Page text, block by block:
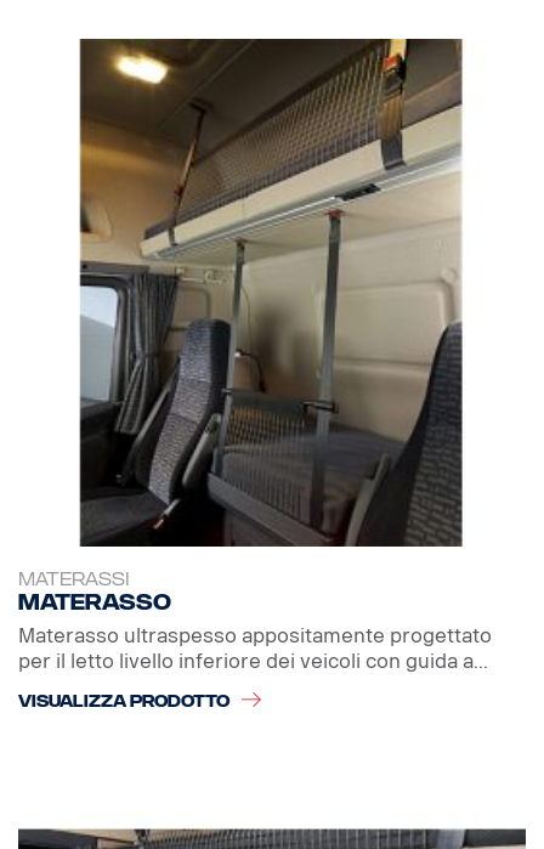
MATERASSI
Materasso
Materasso ultraspesso appositamente progettato
per il letto livello inferiore dei veicoli con guida a...
VISUALIZZA PRODOTTO